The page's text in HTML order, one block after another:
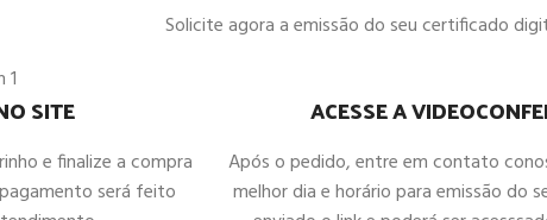
Solicite agora a emissão do seu certificado
SITE
e finalize a compra
será feito
ACESSE A
Após o pedido, entre em contato
melhor dia e horário para emissão do